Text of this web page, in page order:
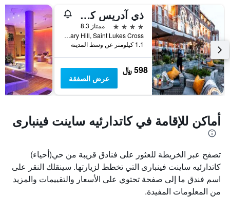
ذي آدريس كورك
4 نجوم
ممتاز 8.3
Military Hill, Saint Lukes Cross, كورك, أيرلندا
1.1 كيلومتر عن وسط المدينة
598 ﷼
عرض الصفقة
أماكن للإقامة في كاتدارئيه ساينت فينبارى
تصفح عبر الخريطة للعثور على فنادق قريبة من حي(أحياء)
كاتدارئيه ساينت فينبارى التي تخطط لزيارتها. سينقلك النقر على
اسم فندق ما إلى صفحة تحتوي على الأسعار والتقييمات والمزيد
من المعلومات المفيدة.